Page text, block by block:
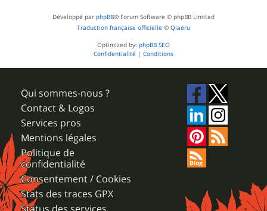
Développé par phpBB® Forum Software © phpBB Limited
Traduction française officielle © Qiaeru
Optimized by: phpBB SEO
Confidentialité | Conditions
Qui sommes-nous ?
Contact & Logos
Services pros
Mentions légales
Politique de
confidentialité
Consentement / Cookies
Stats des traces GPX